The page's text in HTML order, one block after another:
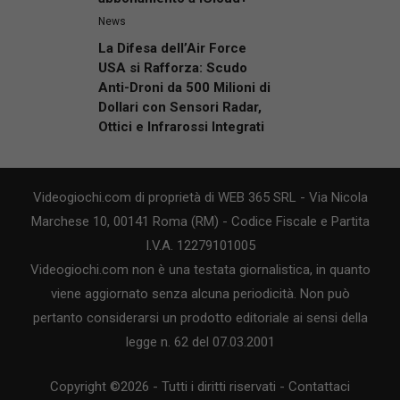
News
La Difesa dell’Air Force
USA si Rafforza: Scudo
Anti-Droni da 500 Milioni di
Dollari con Sensori Radar,
Ottici e Infrarossi Integrati
Videogiochi.com di proprietà di WEB 365 SRL - Via Nicola
Marchese 10, 00141 Roma (RM) - Codice Fiscale e Partita
I.V.A. 12279101005
Videogiochi.com non è una testata giornalistica, in quanto
viene aggiornato senza alcuna periodicità. Non può
pertanto considerarsi un prodotto editoriale ai sensi della
legge n. 62 del 07.03.2001
Copyright ©2026 - Tutti i diritti riservati - Contattaci